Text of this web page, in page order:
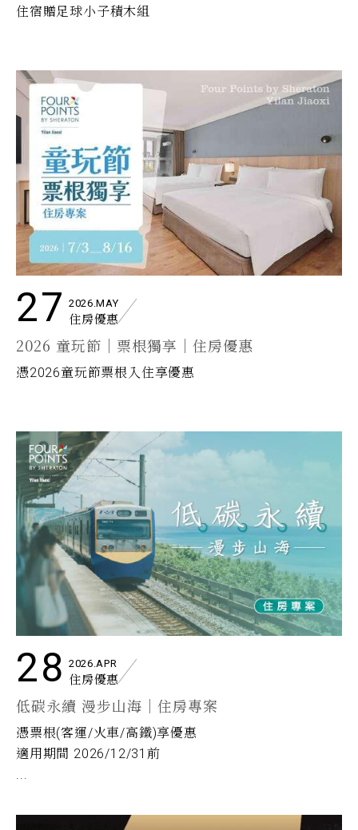
住宿贈足球小子積木組
27 2026.MAY
住房優惠
2026 童玩節｜票根獨享｜住房優惠
憑2026童玩節票根入住享優惠
28 2026.APR
住房優惠
低碳永續 漫步山海｜住房專案
憑票根(客運/火車/高鐵)享優惠
適用期間 2026/12/31前